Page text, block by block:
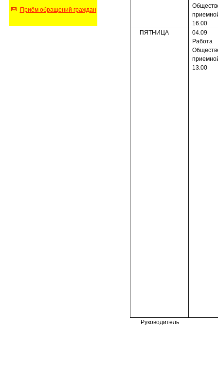
Приём обращений граждан
16.00
ПЯТНИЦА
04.09
Работа
13.00
Руководитель